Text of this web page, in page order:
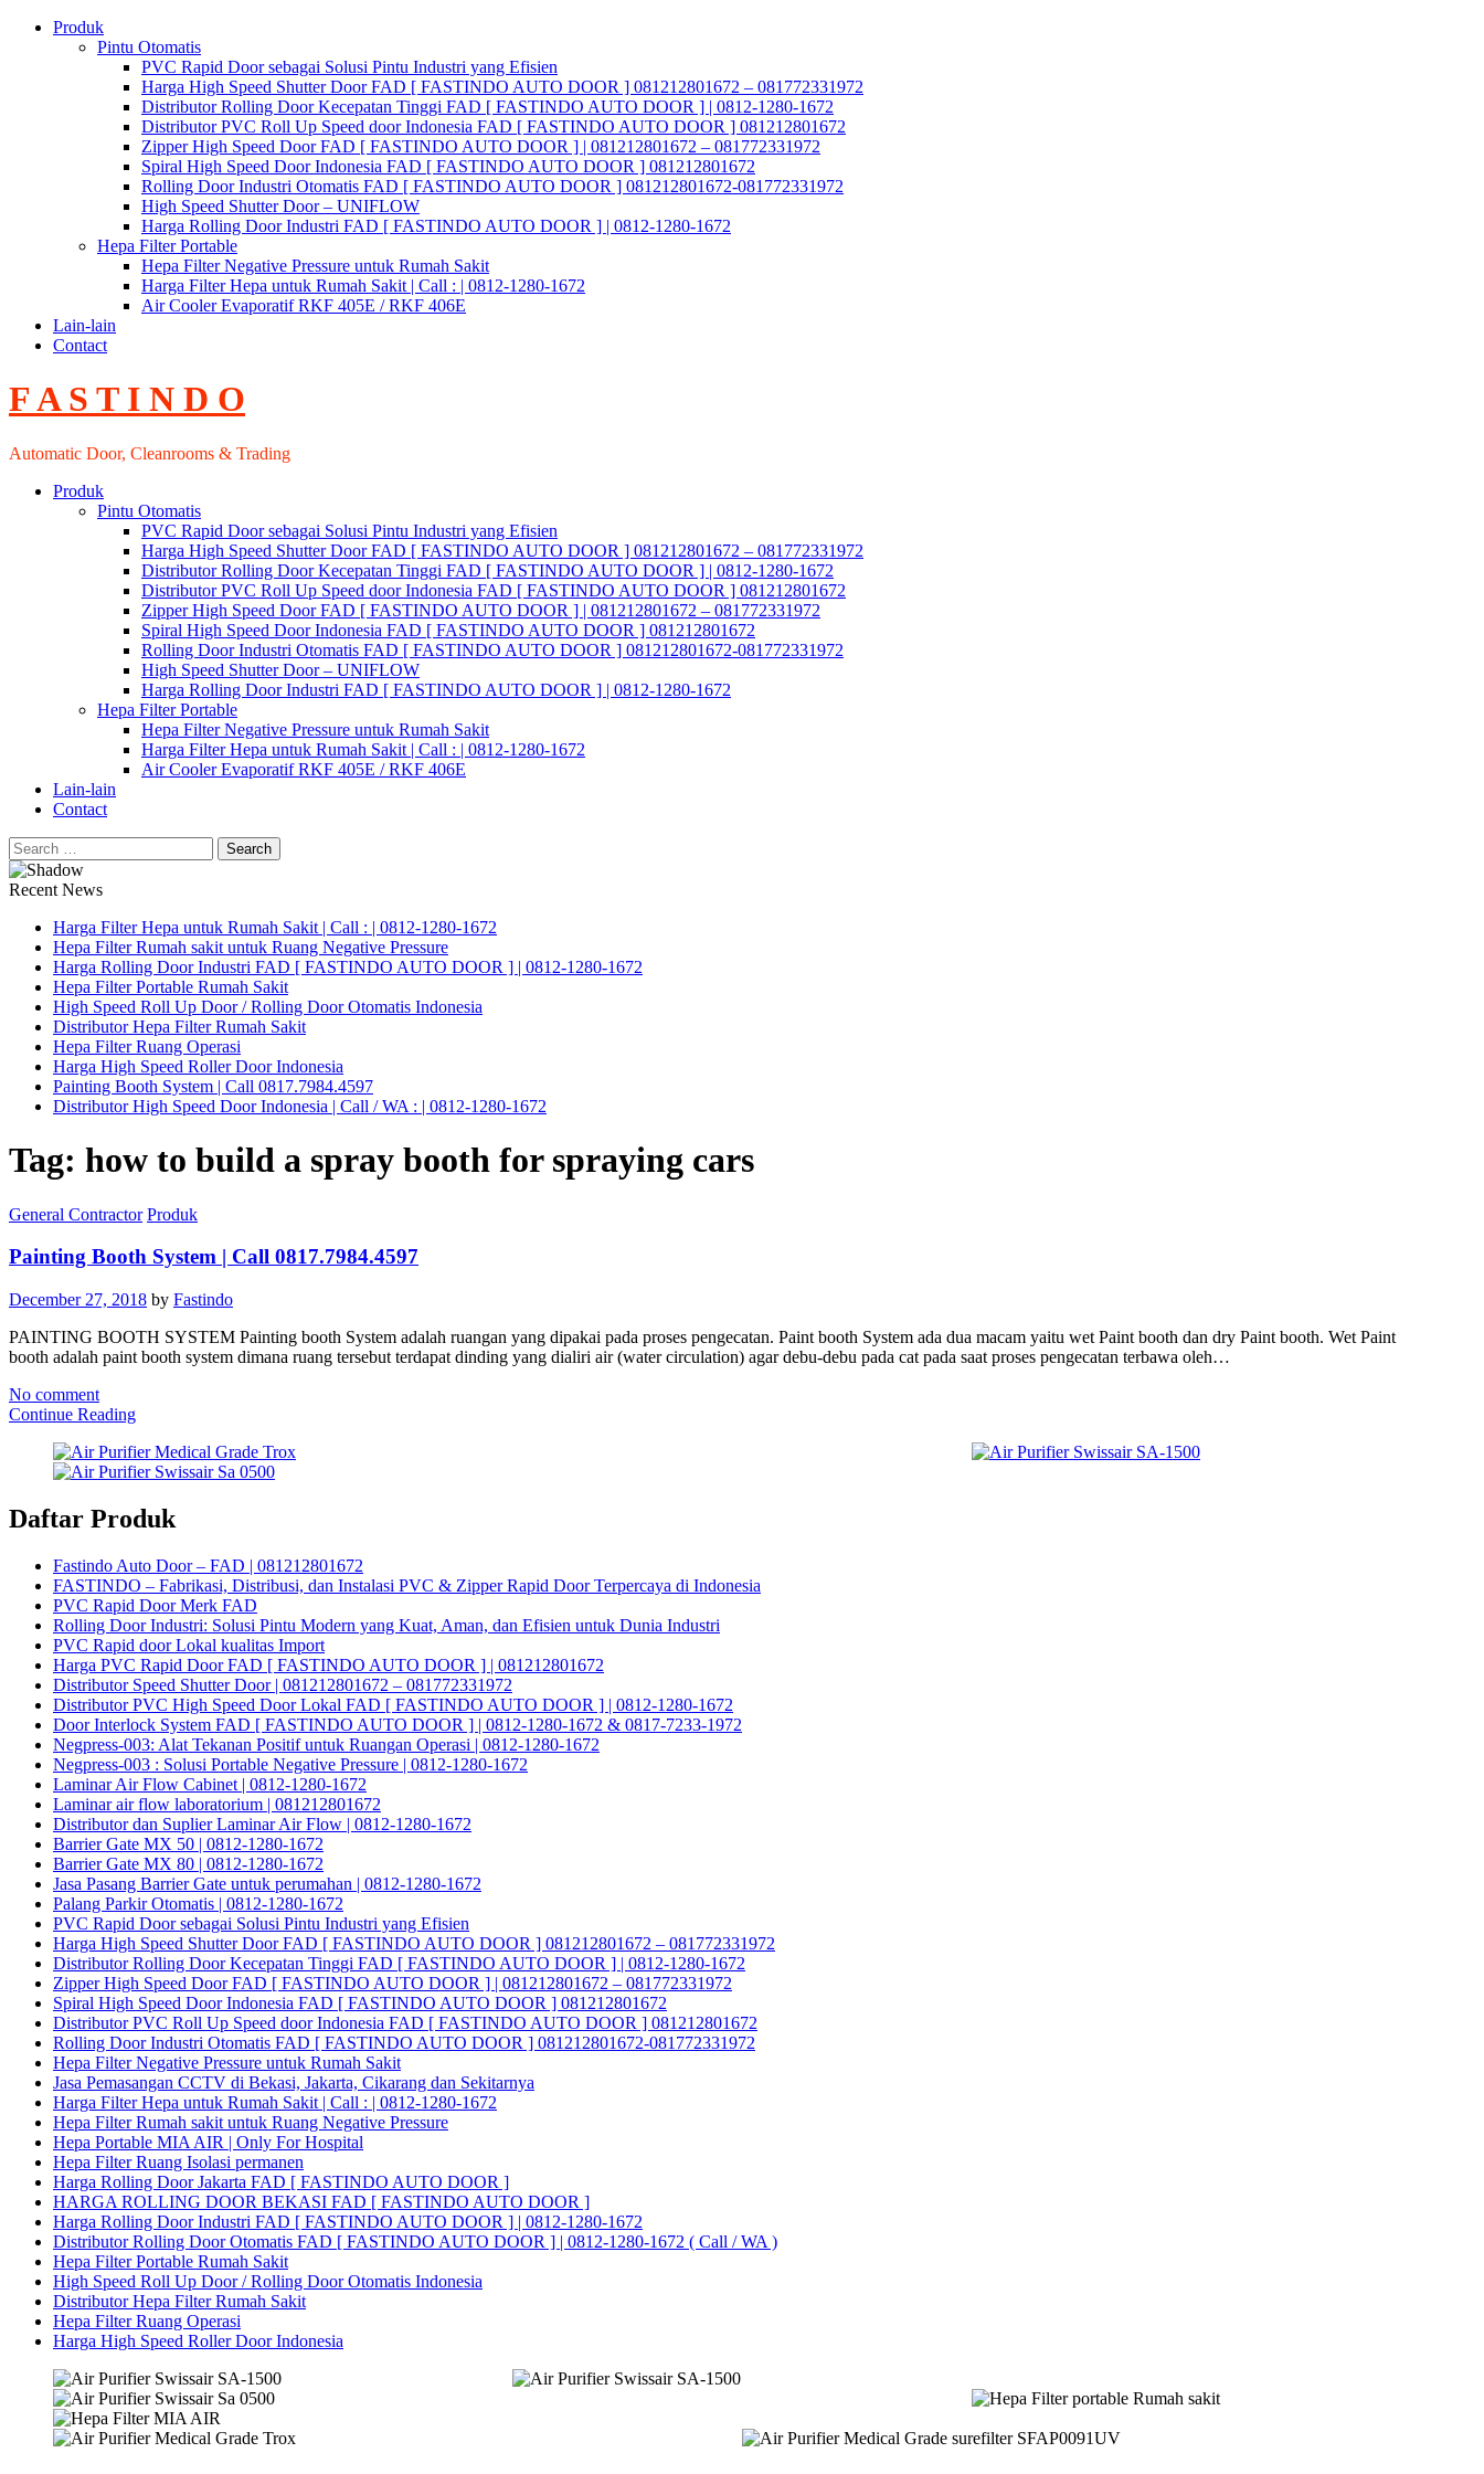
Skip
Produk
Pintu Otomatis
PVC Rapid Door sebagai Solusi Pintu Industri yang Efisien
Harga High Speed Shutter Door FAD [ FASTINDO AUTO DOOR ] 081212801672 – 081772331972
Distributor Rolling Door Kecepatan Tinggi FAD [ FASTINDO AUTO DOOR ] | 0812-1280-1672
Distributor PVC Roll Up Speed door Indonesia FAD [ FASTINDO AUTO DOOR ] 081212801672
Zipper High Speed Door FAD [ FASTINDO AUTO DOOR ] | 081212801672 – 081772331972
Spiral High Speed Door Indonesia FAD [ FASTINDO AUTO DOOR ] 081212801672
Rolling Door Industri Otomatis FAD [ FASTINDO AUTO DOOR ] 081212801672-081772331972
High Speed Shutter Door – UNIFLOW
Harga Rolling Door Industri FAD [ FASTINDO AUTO DOOR ] | 0812-1280-1672
Hepa Filter Portable
Hepa Filter Negative Pressure untuk Rumah Sakit
Harga Filter Hepa untuk Rumah Sakit | Call : | 0812-1280-1672
Air Cooler Evaporatif RKF 405E / RKF 406E
Lain-lain
Contact
F A S T I N D O
Automatic Door, Cleanrooms & Trading
Produk
Pintu Otomatis
PVC Rapid Door sebagai Solusi Pintu Industri yang Efisien
Harga High Speed Shutter Door FAD [ FASTINDO AUTO DOOR ] 081212801672 – 081772331972
Distributor Rolling Door Kecepatan Tinggi FAD [ FASTINDO AUTO DOOR ] | 0812-1280-1672
Distributor PVC Roll Up Speed door Indonesia FAD [ FASTINDO AUTO DOOR ] 081212801672
Zipper High Speed Door FAD [ FASTINDO AUTO DOOR ] | 081212801672 – 081772331972
Spiral High Speed Door Indonesia FAD [ FASTINDO AUTO DOOR ] 081212801672
Rolling Door Industri Otomatis FAD [ FASTINDO AUTO DOOR ] 081212801672-081772331972
High Speed Shutter Door – UNIFLOW
Harga Rolling Door Industri FAD [ FASTINDO AUTO DOOR ] | 0812-1280-1672
Hepa Filter Portable
Hepa Filter Negative Pressure untuk Rumah Sakit
Harga Filter Hepa untuk Rumah Sakit | Call : | 0812-1280-1672
Air Cooler Evaporatif RKF 405E / RKF 406E
Lain-lain
Contact
Search
for:
Recent News
Harga Filter Hepa untuk Rumah Sakit | Call : | 0812-1280-1672
Hepa Filter Rumah sakit untuk Ruang Negative Pressure
Harga Rolling Door Industri FAD [ FASTINDO AUTO DOOR ] | 0812-1280-1672
Hepa Filter Portable Rumah Sakit
High Speed Roll Up Door / Rolling Door Otomatis Indonesia
Distributor Hepa Filter Rumah Sakit
Hepa Filter Ruang Operasi
Harga High Speed Roller Door Indonesia
Painting Booth System | Call 0817.7984.4597
Distributor High Speed Door Indonesia | Call / WA : | 0812-1280-1672
Tag: how to build a spray booth for spraying cars
General Contractor Produk
Painting Booth System | Call 0817.7984.4597
December 27, 2018 by Fastindo
PAINTING BOOTH SYSTEM Painting booth System adalah ruangan yang dipakai pada proses pengecatan. Paint booth System ada dua macam yaitu wet Paint booth dan dry Paint booth. Wet Paint
booth adalah paint booth system dimana ruang tersebut terdapat dinding yang dialiri air (water circulation) agar debu-debu pada cat pada saat proses pengecatan terbawa oleh…
No comment
Continue Reading
Daftar Produk
Fastindo Auto Door – FAD | 081212801672
FASTINDO – Fabrikasi, Distribusi, dan Instalasi PVC & Zipper Rapid Door Terpercaya di Indonesia
PVC Rapid Door Merk FAD
Rolling Door Industri: Solusi Pintu Modern yang Kuat, Aman, dan Efisien untuk Dunia Industri
PVC Rapid door Lokal kualitas Import
Harga PVC Rapid Door FAD [ FASTINDO AUTO DOOR ] | 081212801672
Distributor Speed Shutter Door | 081212801672 – 081772331972
Distributor PVC High Speed Door Lokal FAD [ FASTINDO AUTO DOOR ] | 0812-1280-1672
Door Interlock System FAD [ FASTINDO AUTO DOOR ] | 0812-1280-1672 & 0817-7233-1972
Negpress-003: Alat Tekanan Positif untuk Ruangan Operasi | 0812-1280-1672
Negpress-003 : Solusi Portable Negative Pressure | 0812-1280-1672
Laminar Air Flow Cabinet | 0812-1280-1672
Laminar air flow laboratorium | 081212801672
Distributor dan Suplier Laminar Air Flow | 0812-1280-1672
Barrier Gate MX 50 | 0812-1280-1672
Barrier Gate MX 80 | 0812-1280-1672
Jasa Pasang Barrier Gate untuk perumahan | 0812-1280-1672
Palang Parkir Otomatis | 0812-1280-1672
PVC Rapid Door sebagai Solusi Pintu Industri yang Efisien
Harga High Speed Shutter Door FAD [ FASTINDO AUTO DOOR ] 081212801672 – 081772331972
Distributor Rolling Door Kecepatan Tinggi FAD [ FASTINDO AUTO DOOR ] | 0812-1280-1672
Zipper High Speed Door FAD [ FASTINDO AUTO DOOR ] | 081212801672 – 081772331972
Spiral High Speed Door Indonesia FAD [ FASTINDO AUTO DOOR ] 081212801672
Distributor PVC Roll Up Speed door Indonesia FAD [ FASTINDO AUTO DOOR ] 081212801672
Rolling Door Industri Otomatis FAD [ FASTINDO AUTO DOOR ] 081212801672-081772331972
Hepa Filter Negative Pressure untuk Rumah Sakit
Jasa Pemasangan CCTV di Bekasi, Jakarta, Cikarang dan Sekitarnya
Harga Filter Hepa untuk Rumah Sakit | Call : | 0812-1280-1672
Hepa Filter Rumah sakit untuk Ruang Negative Pressure
Hepa Portable MIA AIR | Only For Hospital
Hepa Filter Ruang Isolasi permanen
Harga Rolling Door Jakarta FAD [ FASTINDO AUTO DOOR ]
HARGA ROLLING DOOR BEKASI FAD [ FASTINDO AUTO DOOR ]
Harga Rolling Door Industri FAD [ FASTINDO AUTO DOOR ] | 0812-1280-1672
Distributor Rolling Door Otomatis FAD [ FASTINDO AUTO DOOR ] | 0812-1280-1672 ( Call / WA )
Hepa Filter Portable Rumah Sakit
High Speed Roll Up Door / Rolling Door Otomatis Indonesia
Distributor Hepa Filter Rumah Sakit
Hepa Filter Ruang Operasi
Harga High Speed Roller Door Indonesia